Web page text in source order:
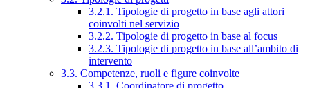
3.2.1. Tipologie di progetto in base agli attori
coinvolti nel servizio
3.2.2. Tipologie di progetto in base al focus
3.2.3. Tipologie di progetto in base all’ambito di
intervento
3.3. Competenze, ruoli e figure coinvolte
3.3.1. Coordinatore di progetto